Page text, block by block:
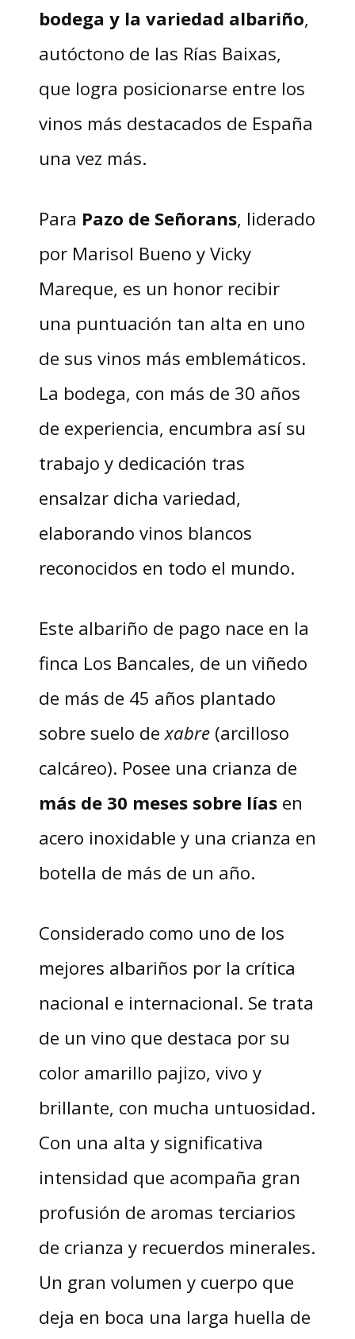
bodega y la variedad albariño,
autóctono de las Rías Baixas,
que logra posicionarse entre los
vinos más destacados de España
una vez más.
Para Pazo de Señorans, liderado
por Marisol Bueno y Vicky
Mareque, es un honor recibir
una puntuación tan alta en uno
de sus vinos más emblemáticos.
La bodega, con más de 30 años
de experiencia, encumbra así su
trabajo y dedicación tras
ensalzar dicha variedad,
elaborando vinos blancos
reconocidos en todo el mundo.
Este albariño de pago nace en la
finca Los Bancales, de un viñedo
de más de 45 años plantado
sobre suelo dexabre (arcilloso
calcáreo). Posee una crianza de
más de 30 meses sobre lías en
acero inoxidable y una crianza en
botella de más de un año.
Considerado como uno de los
mejores albariños por la crítica
nacional e internacional. Se trata
de un vino que destaca por su
color amarillo pajizo, vivo y
brillante, con mucha untuosidad.
Con una alta y significativa
intensidad que acompaña gran
profusión de aromas terciarios
de crianza y recuerdos minerales.
Un gran volumen y cuerpo que
deja en boca una larga huella de